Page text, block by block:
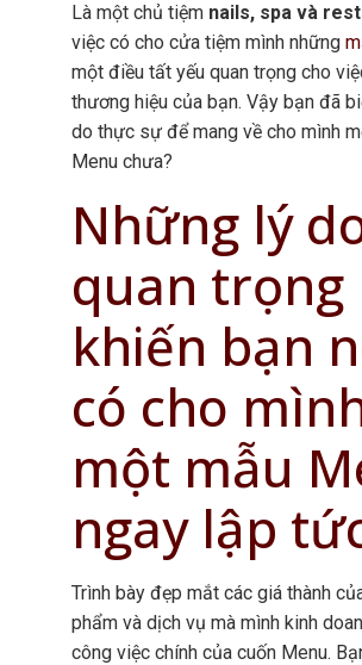
Là một chủ tiệm nails, spa và
việc có cho cửa tiệm mình những
một điều tất yếu quan trọng cho
thương hiệu của bạn. Vậy bạn đã
do thực sự để mang về cho mình
Menu chưa?
Những lý
quan trọng
khiến bạn
có cho
một mẫu
ngay lập
Trình bày đẹp mắt các giá thành
phẩm và dịch vụ mà mình kinh
công việc chính của cuốn Menu.